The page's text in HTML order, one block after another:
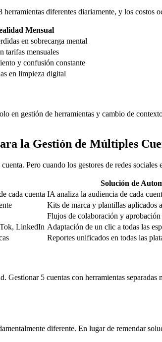
diferentes diariamente, y los costos
Mensual
en sobrecarga mental
tarifas mensuales
y confusión constante
en limpieza digital
en gestión de herramientas y cambio de
la Gestión de Múltiples
Pero cuando los gestores de redes
Solución de
cada cuenta IA analiza la audiencia de cada
Kits de marca y plantillas aplicados
Flujos de colaboración y aprobación
LinkedIn Adaptación de un clic a todas las
Reportes unificados en todas las
5 cuentas con herramientas
diferente. En lugar de remendar